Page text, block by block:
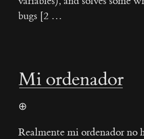
bugs [2 …
Mi ordenador
⊕
Realmente mi ordenador no